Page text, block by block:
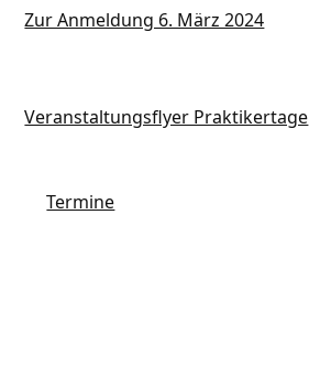
Zur Anmeldung 6. März 2024
Veranstaltungsflyer Praktikertage
Termine